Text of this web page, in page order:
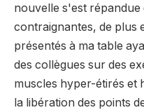
nouvelle s'est répandue
contraignantes, de plus
présentés à ma table
des collègues sur des
muscles hyper-étirés et
la libération des points